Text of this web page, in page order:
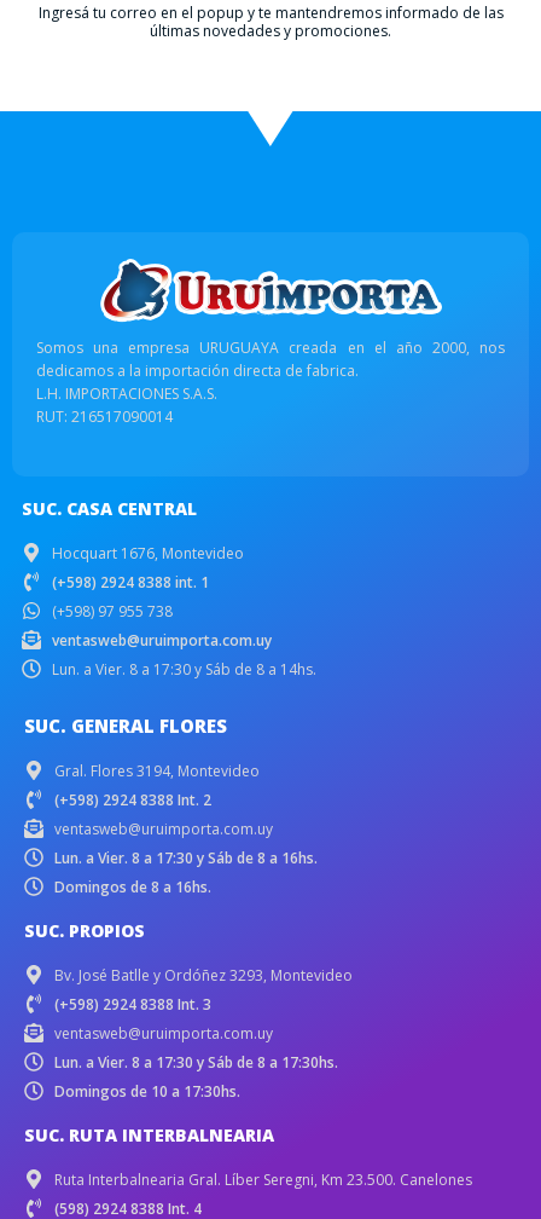
Ingresá tu correo en el popup y te mantendremos informado de las
últimas novedades y promociones.
Somos una empresa URUGUAYA creada en el año 2000, nos
dedicamos a la importación directa de fabrica.
L.H. IMPORTACIONES S.A.S.
RUT: 216517090014
SUC. CASA CENTRAL
Hocquart 1676, Montevideo
(+598) 2924 8388 int. 1
(+598) 97 955 738
ventasweb@uruimporta.com.uy
Lun. a Vier. 8 a 17:30 y Sáb de 8 a 14hs.
SUC. GENERAL FLORES
Gral. Flores 3194, Montevideo
(+598) 2924 8388 Int. 2
ventasweb@uruimporta.com.uy
Lun. a Vier. 8 a 17:30 y Sáb de 8 a 16hs.
Domingos de 8 a 16hs.
SUC. PROPIOS
Bv. José Batlle y Ordóñez 3293, Montevideo
(+598) 2924 8388 Int. 3
ventasweb@uruimporta.com.uy
Lun. a Vier. 8 a 17:30 y Sáb de 8 a 17:30hs.
Domingos de 10 a 17:30hs.
SUC. RUTA INTERBALNEARIA
Ruta Interbalnearia Gral. Líber Seregni, Km 23.500. Canelones
(598) 2924 8388 Int. 4